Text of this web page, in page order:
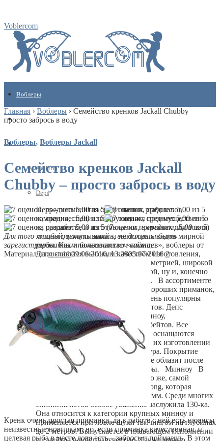
Voblercom
Воблеры
Кулинарные рецепты
Бренды
Asakura
Deps
Deps – знаменитая среди наших рыболовов
компания, специализирующаяся преимущественно
на разработке и изготовлении приманок для ловли
хищной, полухищной и некоторых видов мирной
рыбы. Как и большинство «японцев», воблеры от
Депс славятся высоким качеством изготовления,
просчитанной и продуманной геометрией, широкой
и оригинальной цветовой палитрой, ну и, конечно
же, феноменальной уловистостью. В ассортименте
продукции Deps имеется немало хороших приманок,
некоторые стали культовыми и очень популярны
среди отечественных спиннингистов. Депс
специализируется на выпуске минноу,
поверхностных приманок и свимбейтов. Все
приманки от этого производителя оснащаются
великолепными тройниками. При их изготовлении
применена нержавеющая фурнитура. Покрытие
выполнено очень качественно и не облазит после
нескольких поклевок хищной рыбы. Минноу В
этой категории приманок, конечно же, самой
популярной является модель Balisong, которая
выпускается в размерах 110 и 130 мм. Среди многих
спиннингистов особое уважение заслужила 130-ка.
Она относится к категории крупных минноу и
применяется при ловле щуки твичингом на глубинах
до 2 метров. Выпускается в плавающем исполнении
Главная › Воблеры › Семейство кренков Jackall Chubby –
просто забрось в воду
Воблеры, Воблеры Jackall
Семейство кренков Jackall
Chubby – просто забрось в воду
(7оценок, в среднем:5,00из 5)
Для того чтобы оценить запись, вы должны быть
зарегистрированным пользователем сайта.
Материал от:rustubb29.06.2016, 13:2805.07.2016 2
Кренк очень простая приманка, да в работе с ней есть нюансы
неизвестные новичкам, но, если приманка качественная, и
целевая рыба в месте лова есть – забрось и поймаешь. В этом